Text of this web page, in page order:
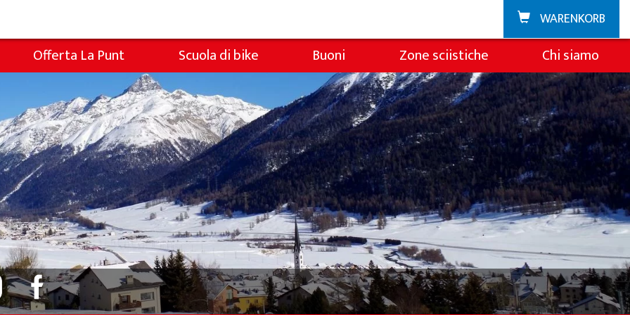
WARENKORB
Offerta La Punt
Snowli Kids Village
Lezioni per bambini
Lezioni private
Noleggio sci da Willy Sport
Noleggio sci da Colani
Abbonamenti sci a La Punt
Scuola di bike Buoni
Zone sciistiche
Zuoz
La Punt
Chi siamo
Sulla scuola di sci
Squadra
Team demo
Partner e sponsor
FAQ
Jobs